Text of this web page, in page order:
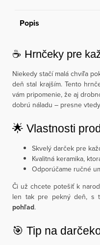
Popis
☕ Hrnčeky pre
Niekedy stačí malá chvíľa
deň stal krajším. Tento
vám pripomenie, že aj
dobrú náladu – presne
🌟 Vlastnosti
Skvelý darček pre
Kvalitná keramika,
Odporúčame ručné
Či už chcete potešiť k
len tak pre pekný deň, s
pohľad.
🎯 Tip na